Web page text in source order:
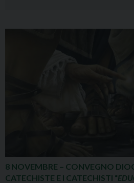
8 NOVEMBRE – CONVEGNO
CATECHISTE E I CATECHISTI “